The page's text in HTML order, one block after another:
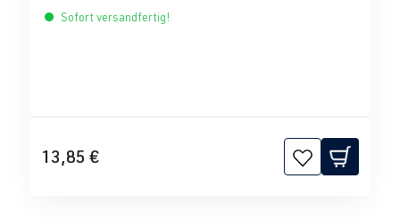
Sofort versandfertig!
13,85 €